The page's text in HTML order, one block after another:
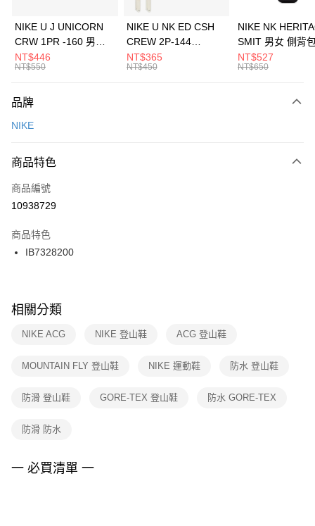
元大商業銀行
台灣樂天信用卡公司
全盈+PAY
AFTEE先享後付
【關於「AFTEE先享後付」】
便利好安心！
３．安心：先確認商品／服務後，再付款。
【「AFTEE先享後付」結帳流程】
１．於結帳方式選擇「AFTEE先享後付」後，將跳轉至「AFTEE先享後付」
２．訂單成立數日內，您將收到繳費通知簡訊。
３．收到繳費通知簡訊後14天內，點擊此簡訊中的連結，可透過四大超商／
ATM／網路銀行／等多元方式進行付款，方視為交易完成。
※ 交易是否成功請以「AFTEE先享後付 」之結帳頁面顯示為準，若有關於
是否繳費成功／繳費後需取消欲退款等相關疑問，請聯繫「AFTEE先享後付
客戶支援中心」
https://netprotections.freshdesk.com/support/home
１．透過由恩沛科技股份有限公司提供之「AFTEE先享後付」服務完成之交
權轉讓予恩沛科技股份有限公司。
３．未成年的使用者請事先徵得法定代理人或監護人之同意方可使用
４．使用「AFTEE先享後付」時，將依據個別帳號之用戶狀況，依本公司即
運送方式
每筆NT$100，滿NT$1,500(含以上)免運費
宅配
每筆NT$100，滿NT$1,500(含以上)免運費
NIKE U J UNICORN
CRW 1PR -160 男女
中統襪 FZ3393100
NT$446
NT$550
NIKE U NK ED CSH
CREW 2P-144
EMBRDY 男女 短統襪
FZ3073133
NT$365
NT$450
NIKE NK
SMIT 男女 側背
BA5871010
NT$527
NT$650
品牌
NIKE
商品特色
商品編號
10938729
商品特色
IB7328200
相關分類
NIKE ACG NIKE 登山鞋 ACG 登山鞋
MOUNTAIN FLY 登山鞋 NIKE 運動鞋 防水 登山鞋
防滑 登山鞋 GORE-TEX 登山鞋 防水 GORE-TEX
防滑 防水
一 必買清單 一